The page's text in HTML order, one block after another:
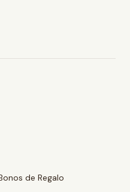
de Regalo